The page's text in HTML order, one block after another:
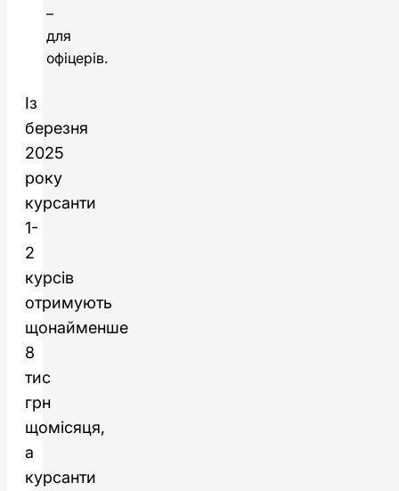
–
для
офіцерів.
Із
березня
2025
року
курсанти
1-
2
курсів
отримують
щонайменше
8
тис
грн
щомісяця,
а
курсанти